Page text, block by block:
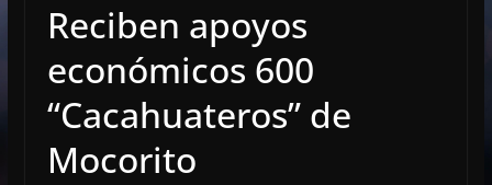
Reciben apoyos
económicos 600
“Cacahuateros” de
Mocorito